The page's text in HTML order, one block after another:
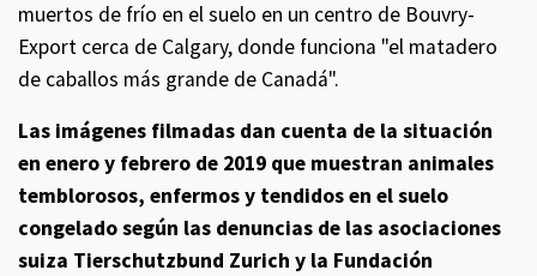
muertos de frío en el suelo en un centro de Bouvry-
Export cerca de Calgary, donde funciona "el matadero
de caballos más grande de Canadá".
Las imágenes filmadas dan cuenta de la situación
en enero y febrero de 2019 que muestran animales
temblorosos, enfermos y tendidos en el suelo
congelado según las denuncias de las asociaciones
suiza Tierschutzbund Zurich y la Fundación